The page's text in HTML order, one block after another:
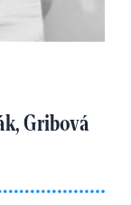
Gribová